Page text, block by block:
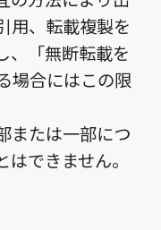
用、転載複製を
、「無断転載を
場合にはこの限
または一部につ
できません。